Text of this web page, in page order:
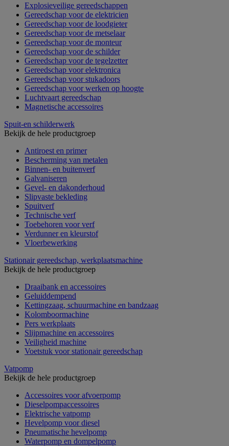
Explosieveilige gereedschappen
Gereedschap voor de elektricien
Gereedschap voor de loodgieter
Gereedschap voor de metselaar
Gereedschap voor de monteur
Gereedschap voor de schilder
Gereedschap voor de tegelzetter
Gereedschap voor elektronica
Gereedschap voor stukadoors
Gereedschap voor werken op hoogte
Luchtvaart gereedschap
Magnetische accessoires
Spuit-en schilderwerk
Bekijk de hele productgroep
Antiroest en primer
Bescherming van metalen
Binnen- en buitenverf
Galvaniseren
Gevel- en dakonderhoud
Slipvaste bekleding
Spuitverf
Technische verf
Toebehoren voor verf
Verdunner en kleurstof
Vloerbewerking
Stationair gereedschap, werkplaatsmachine
Bekijk de hele productgroep
Draaibank en accessoires
Geluiddempend
Kettingzaag, schuurmachine en bandzaag
Kolomboormachine
Pers werkplaats
Slijpmachine en accessoires
Veiligheid machine
Voetstuk voor stationair gereedschap
Vatpomp
Bekijk de hele productgroep
Accessoires voor afvoerpomp
Dieselpompaccessoires
Elektrische vatpomp
Hevelpomp voor diesel
Pneumatische hevelpomp
Waterpomp en dompelpomp